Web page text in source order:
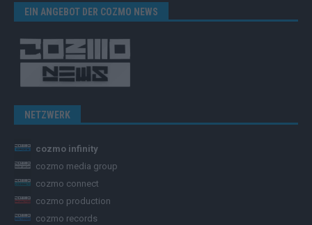
EIN ANGEBOT DER COZMO NEWS
NETZWERK
cozmo infinity
cozmo media group
cozmo connect
cozmo production
cozmo records